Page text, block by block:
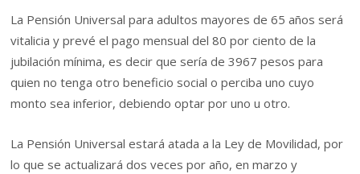
La Pensión Universal para adultos mayores de 65 años será
vitalicia y prevé el pago mensual del 80 por ciento de la
jubilación mínima, es decir que sería de 3967 pesos para
quien no tenga otro beneficio social o perciba uno cuyo
monto sea inferior, debiendo optar por uno u otro.
La Pensión Universal estará atada a la Ley de Movilidad, por
lo que se actualizará dos veces por año, en marzo y